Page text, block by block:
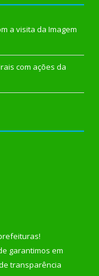
a visita da Imagem
com ações da
!
garantimos em
transparência